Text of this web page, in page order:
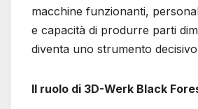
macchine funzionanti,
e capacità di produrre parti
diventa uno strumento
Il ruolo di 3D-Werk Black